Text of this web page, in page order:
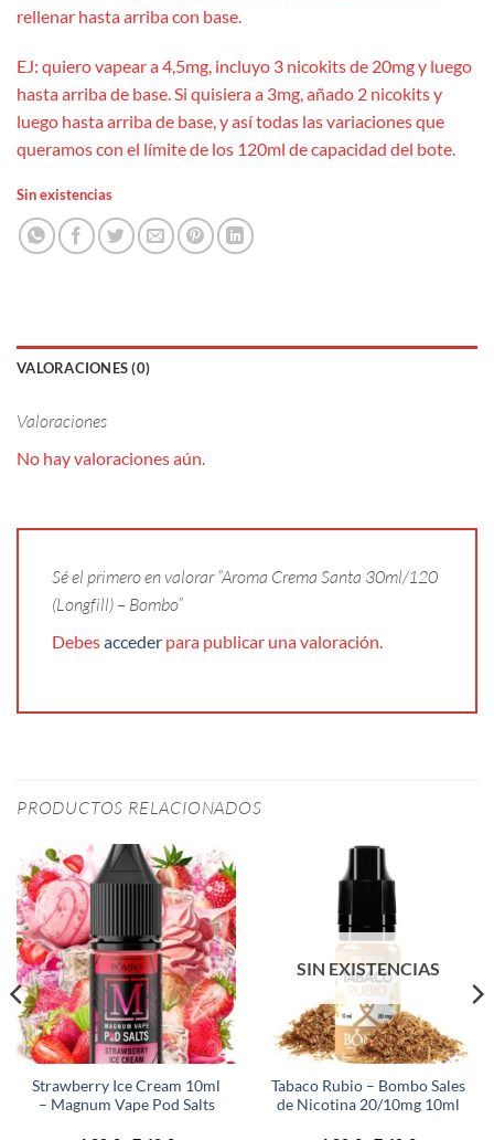
rellenar hasta arriba con base.
EJ: quiero vapear a 4,5mg, incluyo 3 nicokits de 20mg y luego
hasta arriba de base. Si quisiera a 3mg, añado 2 nicokits y
luego hasta arriba de base, y así todas las variaciones que
queramos con el límite de los 120ml de capacidad del bote.
Sin existencias
VALORACIONES (0)
Valoraciones
No hay valoraciones aún.
Sé el primero en valorar “Aroma Crema Santa 30ml/120
(Longfill) – Bombo”
Debesacceder para publicar una valoración.
PRODUCTOS RELACIONADOS
Strawberry Ice Cream 10ml
– Magnum Vape Pod Salts
SIN EXISTENCIAS
Tabaco Rubio – Bombo Sales
de Nicotina 20/10mg 10ml